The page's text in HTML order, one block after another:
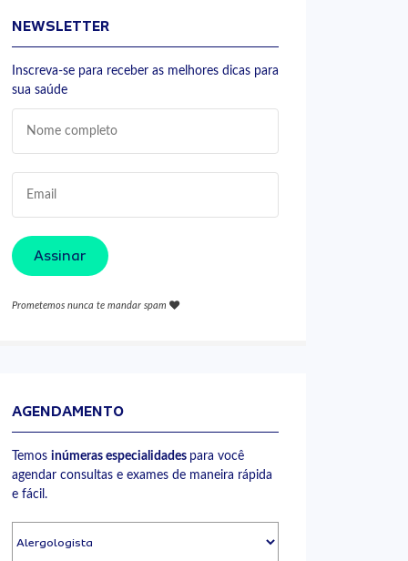
NEWSLETTER
Inscreva-se para receber as melhores dicas para
sua saúde
Assinar
Prometemos nunca te mandar spam
AGENDAMENTO
Temos inúmeras especialidades para você
agendar consultas e exames de maneira rápida
e fácil.